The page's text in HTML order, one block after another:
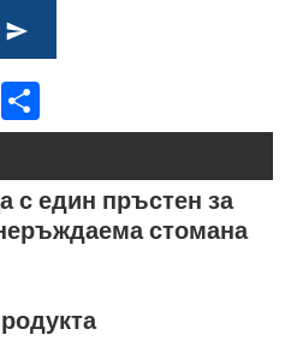
LinkedIn
с един пръстен за
стомана